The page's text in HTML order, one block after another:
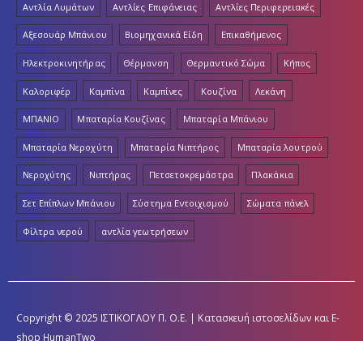
Αντλία Λυμάτων Αντλίες Επιφάνειας Αντλίες Περιφερειακές
Αξεσουάρ Μπάνιου Βιομηχανικά Είδη Επικαθήμενος
Ηλεκτροκινητήρας Θέρμανση Θερμαντικό Σώμα Κήπος
Καλοριφέρ Καμπίνα Καμπίνες Κουζίνα Λεκάνη
ΜΠΑΝΙΟ Μπαταρία Κουζίνας Μπαταρία Μπάνιου
Μπαταρία Νεροχύτη Μπαταρία Νιπτήρος Μπαταρία λουτρού
Νεροχύτης Νιπτήρας Πετσετοκρεμάστρα Πλακάκια
Σετ Επίπλων Μπάνιου Σύστημα Εντοιχισμού Σώματα πάνελ
Φίλτρα νερού αντλία γεωτρήσεων
Copyright © 2025 ΙΣΤΙΚΟΓΛΟΥ Π. Ο.Ε. | Κατασκευή ιστοσελίδων και E-
shop HumanTwo